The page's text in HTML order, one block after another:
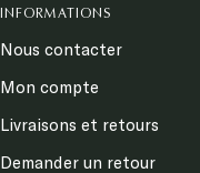
INFORMATIONS
Nous contacter
Mon compte
Livraisons et retours
Demander un retour